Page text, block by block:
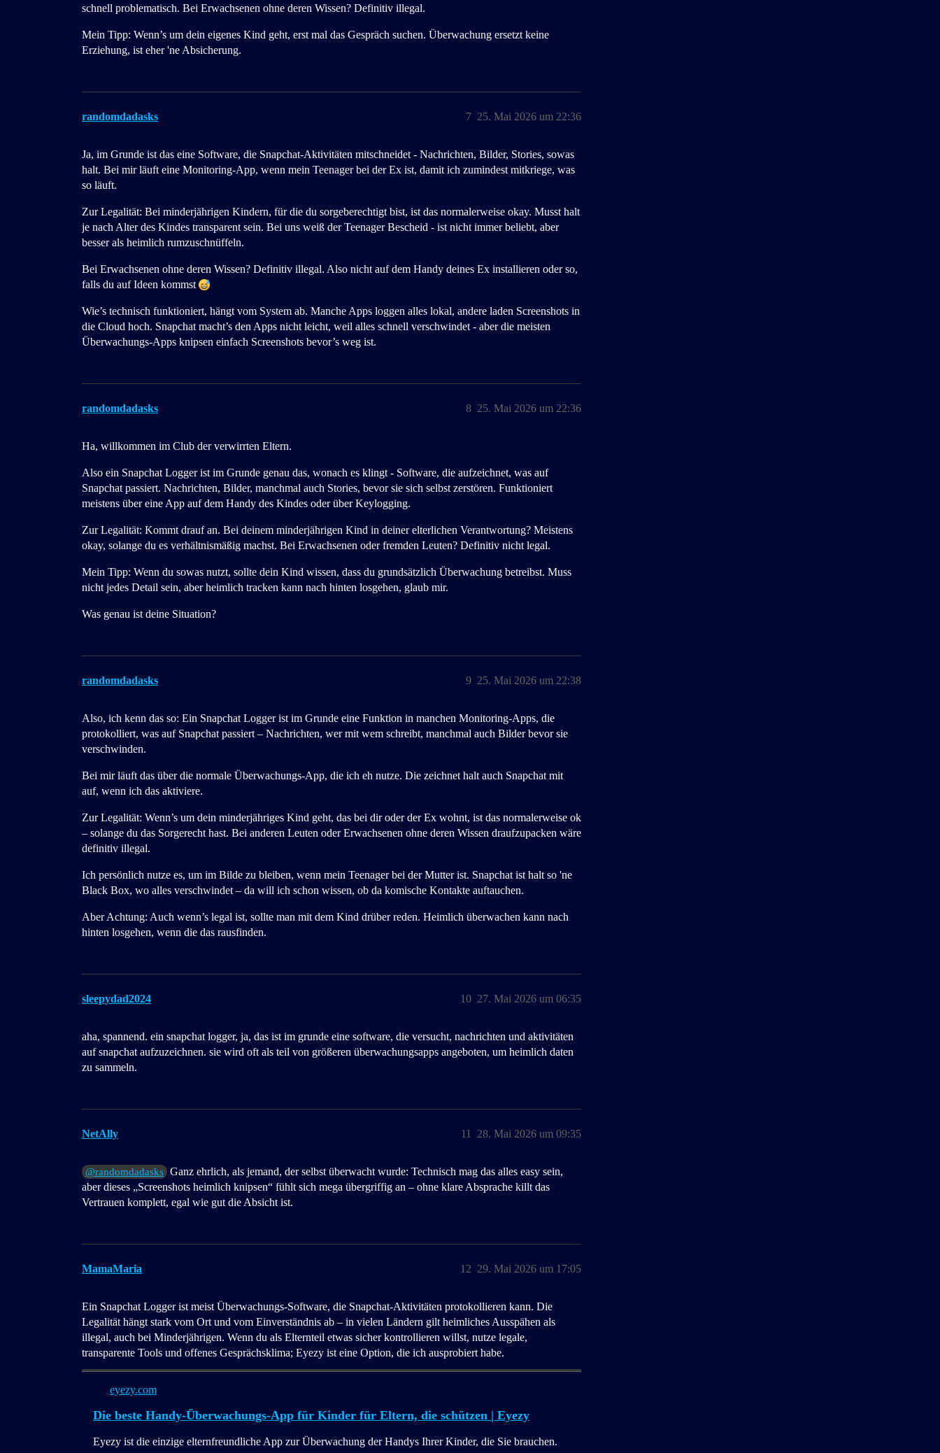
schnell problematisch. Bei Erwachsenen ohne deren Wissen? Definitiv illegal.
Mein Tipp: Wenn’s um dein eigenes Kind geht, erst mal das Gespräch suchen. Überwachung ersetzt keine
Erziehung, ist eher 'ne Absicherung.
randomdadasks 25. Mai 2026 um 22:36
7
Ja, im Grunde ist das eine Software, die Snapchat-Aktivitäten mitschneidet - Nachrichten, Bilder, Stories, sowas
halt. Bei mir läuft eine Monitoring-App, wenn mein Teenager bei der Ex ist, damit ich zumindest mitkriege, was
so läuft.
Zur Legalität: Bei minderjährigen Kindern, für die du sorgeberechtigt bist, ist das normalerweise okay. Musst halt
je nach Alter des Kindes transparent sein. Bei uns weiß der Teenager Bescheid - ist nicht immer beliebt, aber
besser als heimlich rumzuschnüffeln.
Bei Erwachsenen ohne deren Wissen? Definitiv illegal. Also nicht auf dem Handy deines Ex installieren oder so,
falls du auf Ideen kommst
Wie’s technisch funktioniert, hängt vom System ab. Manche Apps loggen alles lokal, andere laden Screenshots in
die Cloud hoch. Snapchat macht’s den Apps nicht leicht, weil alles schnell verschwindet - aber die meisten
Überwachungs-Apps knipsen einfach Screenshots bevor’s weg ist.
randomdadasks 25. Mai 2026 um 22:36
8
Ha, willkommen im Club der verwirrten Eltern.
Also ein Snapchat Logger ist im Grunde genau das, wonach es klingt - Software, die aufzeichnet, was auf
Snapchat passiert. Nachrichten, Bilder, manchmal auch Stories, bevor sie sich selbst zerstören. Funktioniert
meistens über eine App auf dem Handy des Kindes oder über Keylogging.
Zur Legalität: Kommt drauf an. Bei deinem minderjährigen Kind in deiner elterlichen Verantwortung? Meistens
okay, solange du es verhältnismäßig machst. Bei Erwachsenen oder fremden Leuten? Definitiv nicht legal.
Mein Tipp: Wenn du sowas nutzt, sollte dein Kind wissen, dass du grundsätzlich Überwachung betreibst. Muss
nicht jedes Detail sein, aber heimlich tracken kann nach hinten losgehen, glaub mir.
Was genau ist deine Situation?
randomdadasks 25. Mai 2026 um 22:38
9
Also, ich kenn das so: Ein Snapchat Logger ist im Grunde eine Funktion in manchen Monitoring-Apps, die
protokolliert, was auf Snapchat passiert – Nachrichten, wer mit wem schreibt, manchmal auch Bilder bevor sie
verschwinden.
Bei mir läuft das über die normale Überwachungs-App, die ich eh nutze. Die zeichnet halt auch Snapchat mit
auf, wenn ich das aktiviere.
Zur Legalität: Wenn’s um dein minderjähriges Kind geht, das bei dir oder der Ex wohnt, ist das normalerweise ok
– solange du das Sorgerecht hast. Bei anderen Leuten oder Erwachsenen ohne deren Wissen draufzupacken wäre
definitiv illegal.
Ich persönlich nutze es, um im Bilde zu bleiben, wenn mein Teenager bei der Mutter ist. Snapchat ist halt so 'ne
Black Box, wo alles verschwindet – da will ich schon wissen, ob da komische Kontakte auftauchen.
Aber Achtung: Auch wenn’s legal ist, sollte man mit dem Kind drüber reden. Heimlich überwachen kann nach
hinten losgehen, wenn die das rausfinden.
sleepydad2024 27. Mai 2026 um 06:35
10
aha, spannend. ein snapchat logger, ja, das ist im grunde eine software, die versucht, nachrichten und aktivitäten
auf snapchat aufzuzeichnen. sie wird oft als teil von größeren überwachungsapps angeboten, um heimlich daten
zu sammeln.
NetAlly 28. Mai 2026 um 09:35
11
@randomdadasks Ganz ehrlich, als jemand, der selbst überwacht wurde: Technisch mag das alles easy sein,
aber dieses „Screenshots heimlich knipsen“ fühlt sich mega übergriffig an – ohne klare Absprache killt das
Vertrauen komplett, egal wie gut die Absicht ist.
MamaMaria 29. Mai 2026 um 17:05
12
Ein Snapchat Logger ist meist Überwachungs-Software, die Snapchat-Aktivitäten protokollieren kann. Die
Legalität hängt stark vom Ort und vom Einverständnis ab – in vielen Ländern gilt heimliches Ausspähen als
illegal, auch bei Minderjährigen. Wenn du als Elternteil etwas sicher kontrollieren willst, nutze legale,
transparente Tools und offenes Gesprächsklima; Eyezy ist eine Option, die ich ausprobiert habe.
eyezy.com
Die beste Handy-Überwachungs-App für Kinder für Eltern, die schützen | Eyezy
Eyezy ist die einzige elternfreundliche App zur Überwachung der Handys Ihrer Kinder, die Sie brauchen.